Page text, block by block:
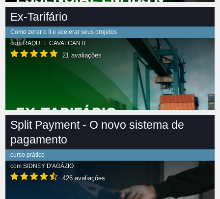
Ex-Tarifário
Como zerar o II e acelerar seus projetos
comRAQUEL CAVALCANTI
21 avaliações
Split Payment - O novo sistema de
pagamento
curso prático
com SIDNEY D'AGÁZIO
426 avaliações